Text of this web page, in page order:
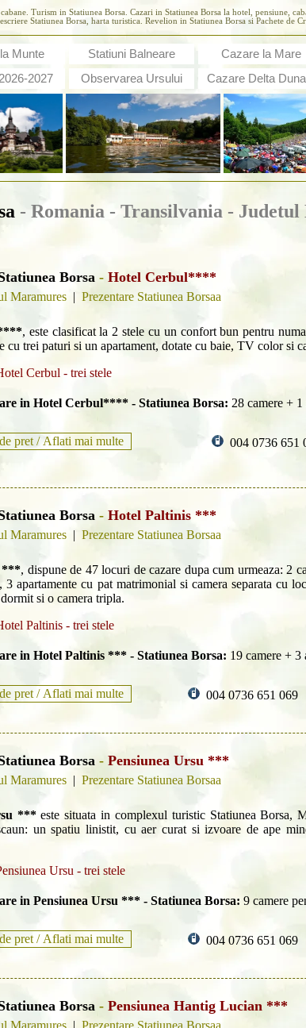
Turism in Statiunea Borsa. Cazari in Statiunea Borsa la hotel, pensiune,
Statiunea Borsa, harta turistica. Revelion in Statiunea Borsa si Pachete de
Munte Statiuni Balneare Cazare la Mare
2027 Observarea Ursului Cazare Delta
- Romania - Transilvania - Judetul
Borsa - Hotel Cerbul****
Maramures | Prezentare Statiunea Borsaa
, este clasificat la 2 stele cu un confort bun pentru
cu trei paturi si un apartament, dotate cu baie, TV color si
Cerbul - trei stele
in Hotel Cerbul**** - Statiunea Borsa: 28 camere +
pret / Aflati mai multe 004 0736 651
Borsa - Hotel Paltinis ***
Maramures | Prezentare Statiunea Borsaa
***, dispune de 47 locuri de cazare dupa cum urmeaza: 2
3 apartamente cu pat matrimonial si camera separata cu
si o camera tripla.
Paltinis - trei stele
in Hotel Paltinis *** - Statiunea Borsa: 19 camere + 3
pret / Aflati mai multe 004 0736 651 069
Borsa - Pensiunea Ursu ***
Maramures | Prezentare Statiunea Borsaa
***este situata in complexul turistic Statiunea Borsa,
un spatiu linistit, cu aer curat si izvoare de ape
Ursu - trei stele
in Pensiunea Ursu *** - Statiunea Borsa: 9 camere
pret / Aflati mai multe 004 0736 651 069
Borsa - Pensiunea Hantig Lucian ***
Maramures | Prezentare Statiunea Borsaa